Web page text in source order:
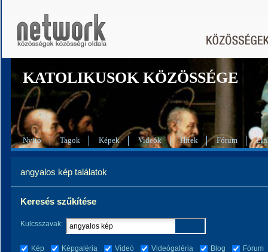
KATOLIKUSOK KÖZÖSSÉGE
Nyitó Tagok Képek Videók Hírek Fórum
angyalos kép találatok
Keresés szűkítése
Kulcsszavak:
Kép Képgaléria Videó Videógaléria Blog Fórum